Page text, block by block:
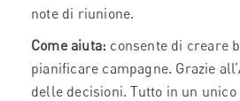
note di riunione.
Come aiuta: consente di creare
pianificare campagne. Grazie
delle decisioni. Tutto in un